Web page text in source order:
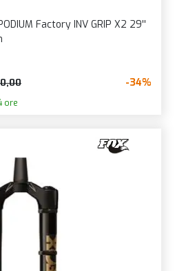
Factory INV GRIP X2 29''
-34%
ore